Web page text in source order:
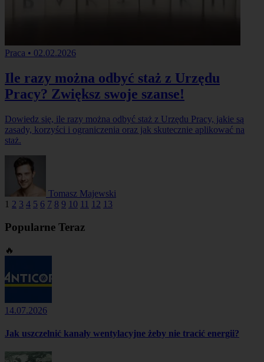
Praca • 02.02.2026
Ile razy można odbyć staż z Urzędu
Pracy? Zwiększ swoje szanse!
Dowiedz się, ile razy można odbyć staż z Urzędu Pracy, jakie są
zasady, korzyści i ograniczenia oraz jak skutecznie aplikować na
staż.
Tomasz Majewski
1 2 3 4 5 6 7 8 9 10 11 12 13
Popularne Teraz
🔥
14.07.2026
Jak uszczelnić kanały wentylacyjne żeby nie tracić energii?